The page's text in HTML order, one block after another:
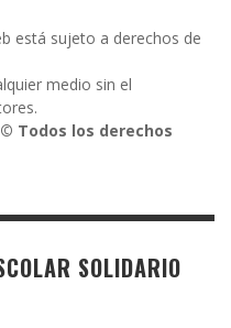
está sujeto a derechos de
medio sin el
Todos los derechos
SOLIDARIO